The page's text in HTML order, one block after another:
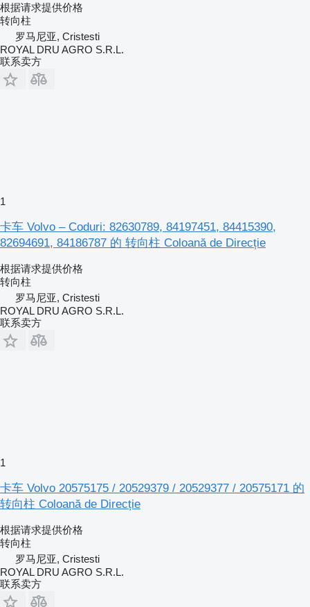
根据请求提供价格
转向柱
罗马尼亚, Cristesti
ROYAL DRU AGRO S.R.L.
联系卖方
1
卡车 Volvo – Coduri: 82630789, 84197451, 84415390,
82694691, 84186787 的 转向柱 Coloană de Direcție
根据请求提供价格
转向柱
罗马尼亚, Cristesti
ROYAL DRU AGRO S.R.L.
联系卖方
1
卡车 Volvo 20575175 / 20529379 / 20529377 / 20575171 的
转向柱 Coloană de Direcție
根据请求提供价格
转向柱
罗马尼亚, Cristesti
ROYAL DRU AGRO S.R.L.
联系卖方